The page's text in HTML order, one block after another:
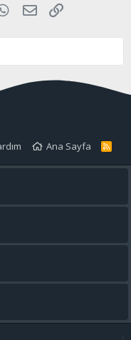
WhatsApp
E-posta
Ana Sayfa
R
S